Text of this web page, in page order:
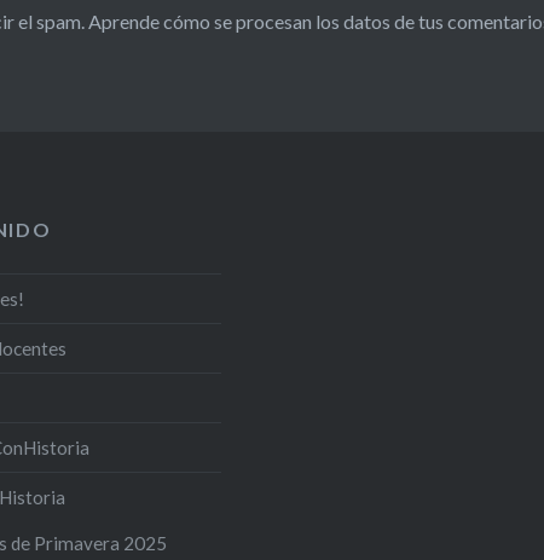
el spam. Aprende cómo se procesan los datos de tus
de Primavera 2025